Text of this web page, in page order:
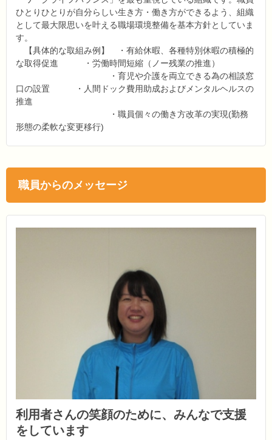
ひとりひとりが自分らしい生き方・働き方ができるよう、組織
として最大限思いを叶える職場環境整備を基本方針としていま
す。
【具体的な取組み例】 ・有給休暇、各種特別休暇の積極的
な取得促進 ・労働時間短縮（ノー残業の推進）
・育児や介護を両立できる為の相談窓
口の設置 ・人間ドック費用助成およびメンタルヘルスの
推進
・職員個々の働き方改革の実現(勤務
形態の柔軟な変更移行)
職員からのメッセージ
利用者さんの笑顔のために、みんなで支援
をしています